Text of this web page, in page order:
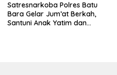
Satresnarkoba Polres Batu
Bara Gelar Jum’at Berkah,
Santuni Anak Yatim dan